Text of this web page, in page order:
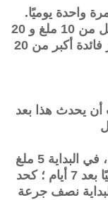
الأولية هي 10 ملغ مرة واحدة يوميًا.
أظهرت تجربة جرعة ثابتة من فعالية كل من 10 ملغ و 20
ملغ من الدواء ، لكنها فشلت في إظهار فائدة أكبر من 20
إلى 20 ملغ ، يجب أن يحدث هذا بعد
اضطراب الهلع: للبالغين فوق 18 عامًا ، في البداية 5 ملغ
مرة واحدة يوميًا تزداد إلى 10 ملغ يوميًا بعد 7 أيام ؛ كحد
البداية نصف جرعة